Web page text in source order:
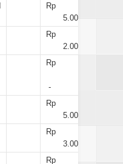
Rp
5.000
Rp
2.000
Rp
-
Rp
5.000
Rp
3.000
Rp